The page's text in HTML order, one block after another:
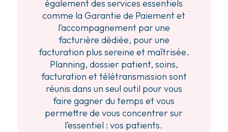
également des services essentiels
comme la Garantie de Paiement et
l’accompagnement par une
facturière dédiée, pour une
facturation plus sereine et maîtrisée.
Planning, dossier patient, soins,
facturation et télétransmission sont
réunis dans un seul outil pour vous
faire gagner du temps et vous
permettre de vous concentrer sur
l’essentiel : vos patients.